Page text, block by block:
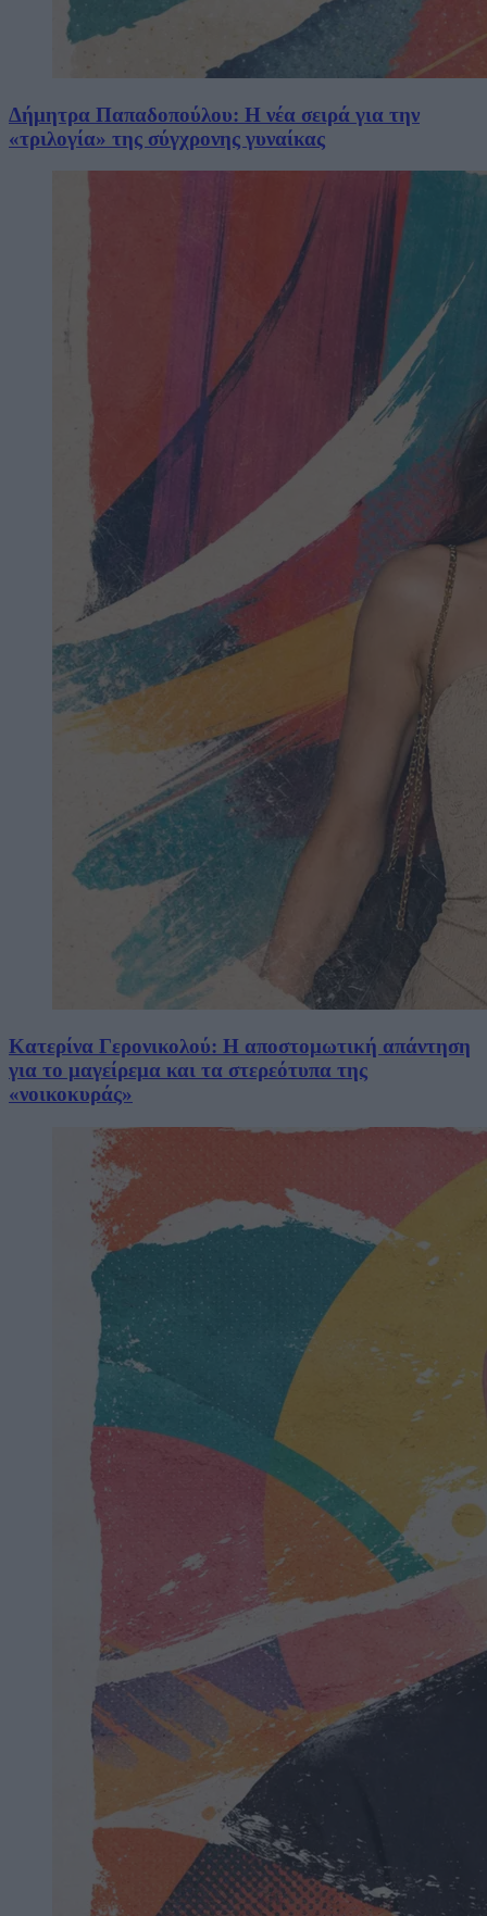
Δήμητρα Παπαδοπούλου: Η νέα σειρά για την
«τριλογία» της σύγχρονης γυναίκας
Κατερίνα Γερονικολού: Η αποστομωτική απάντηση
για το μαγείρεμα και τα στερεότυπα της
«νοικοκυράς»